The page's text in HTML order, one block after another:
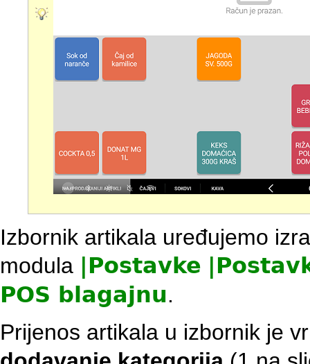
Izbornik artikala uređujemo
modula
Postavke
POS blagajnu.
Prijenos artikala u izbornik je